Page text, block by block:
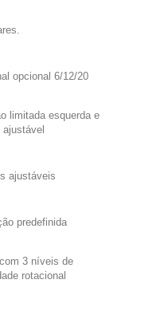
opcional 6/12/20
limitada esquerda e
ajustáveis
predefinida
3 níveis de
rotacional